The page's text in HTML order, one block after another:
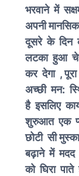
अपनी
दूसरे के दिन
लटका हुआ
कर देगा ,
अच्छी मन:
है इसलिए
शुरुआत एक
छोटी सी
बढ़ाने में
को घिरा